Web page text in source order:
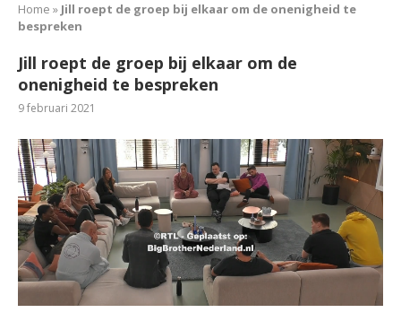
Home » Jill roept de groep bij elkaar om de onenigheid te
bespreken
Jill roept de groep bij elkaar om de
onenigheid te bespreken
9 februari 2021